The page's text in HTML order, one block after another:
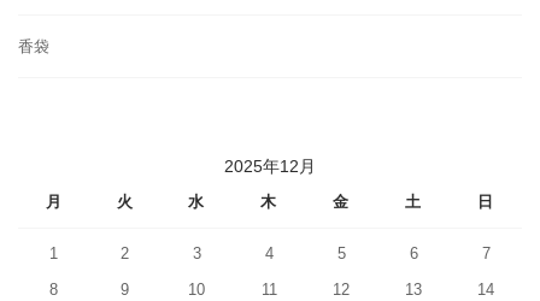
香袋
2025年12月
月 火 水 木 金 土 日
1 2 3 4 5 6
7
8
9 10 11 12 13
14